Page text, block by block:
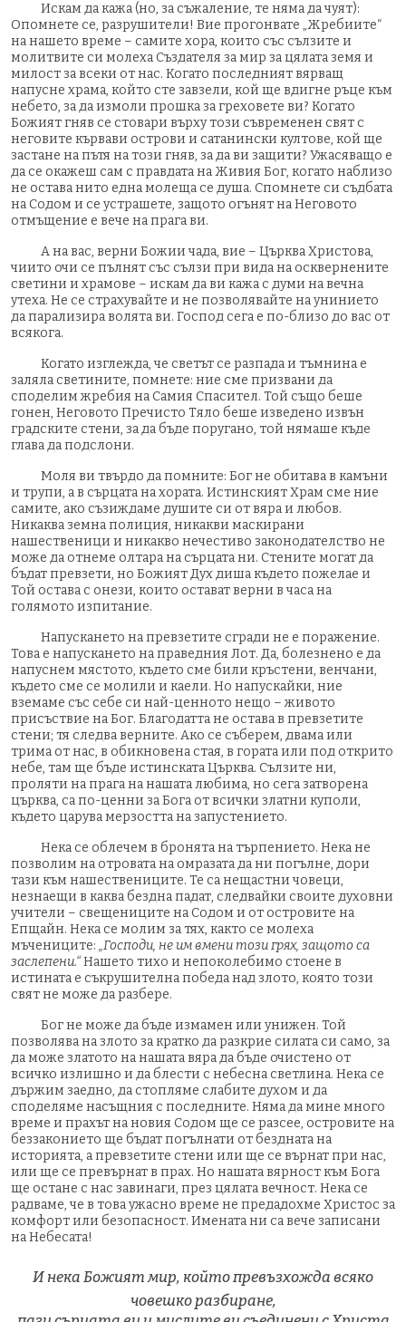
Искам да кажа (но, за съжаление, те няма да чуят):
Опомнете се, разрушители! Вие прогонвате „Жребиите“
на нашето време – самите хора, които със сълзите и
молитвите си молеха Създателя за мир за цялата земя и
милост за всеки от нас. Когато последният вярващ
напусне храма, който сте завзели, кой ще вдигне ръце към
небето, за да измоли прошка за греховете ви? Когато
Божият гняв се стовари върху този съвременен свят с
неговите кървави острови и сатанински култове, кой ще
застане на пътя на този гняв, за да ви защити? Ужасяващо е
да се окажеш сам с правдата на Живия Бог, когато наблизо
не остава нито една молеща се душа. Спомнете си съдбата
на Содом и се устрашете, защото огънят на Неговото
отмъщение е вече на прага ви.
А на вас, верни Божии чада, вие – Църква Христова,
чиито очи се пълнят със сълзи при вида на осквернените
светини и храмове – искам да ви кажа с думи на вечна
утеха. Не се страхувайте и не позволявайте на унинието
да парализира волята ви. Господ сега е по-близо до вас от
всякога.
Когато изглежда, че светът се разпада и тъмнина е
заляла светините, помнете: ние сме призвани да
споделим жребия на Самия Спасител. Той също беше
гонен, Неговото Пречисто Тяло беше изведено извън
градските стени, за да бъде поругано, той нямаше къде
глава да подслони.
Моля ви твърдо да помните: Бог не обитава в камъни
и трупи, а в сърцата на хората. Истинският Храм сме ние
самите, ако съзиждаме душите си от вяра и любов.
Никаква земна полиция, никакви маскирани
нашественици и никакво нечестиво законодателство не
може да отнеме олтара на сърцата ни. Стените могат да
бъдат превзети, но Божият Дух диша където пожелае и
Той остава с онези, които остават верни в часа на
голямото изпитание.
Напускането на превзетите сгради не е поражение.
Това е напускането на праведния Лот. Да, болезнено е да
напуснем мястото, където сме били кръстени, венчани,
където сме се молили и каели. Но напускайки, ние
вземаме със себе си най-ценното нещо – живото
присъствие на Бог. Благодатта не остава в превзетите
стени; тя следва верните. Ако се съберем, двама или
трима от нас, в обикновена стая, в гората или под открито
небе, там ще бъде истинската Църква. Сълзите ни,
проляти на прага на нашата любима, но сега затворена
църква, са по-ценни за Бога от всички златни куполи,
където царува мерзостта на запустението.
Нека се облечем в бронята на търпението. Нека не
позволим на отровата на омразата да ни погълне, дори
тази към нашествениците. Те са нещастни човеци,
незнаещи в каква бездна падат, следвайки своите духовни
учители – свещениците на Содом и от островите на
Епщайн. Нека се молим за тях, както се молеха
мъчениците: „Господи, не им вмени този грях, защото са
заслепени.“Нашето тихо и непоколебимо стоене в
истината е съкрушителна победа над злото, която този
свят не може да разбере.
Бог не може да бъде измамен или унижен. Той
позволява на злото за кратко да разкрие силата си само, за
да може златото на нашата вяра да бъде очистено от
всичко излишно и да блести с небесна светлина. Нека се
държим заедно, да стопляме слабите духом и да
споделяме насъщния с последните. Няма да мине много
време и прахът на новия Содом ще се разсее, островите на
беззаконието ще бъдат погълнати от бездната на
историята, а превзетите стени или ще се върнат при нас,
или ще се превърнат в прах. Но нашата вярност към Бога
ще остане с нас завинаги, през цялата вечност. Нека се
радваме, че в това ужасно време не предадохме Христос за
комфорт или безопасност. Имената ни са вече записани
на Небесата!
И нека Божият мир, който превъзхожда всяко
човешко разбиране,